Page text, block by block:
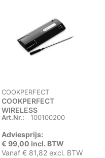
COOKPERFECT
COOKPERFECT
WIRELESS
Art.Nr.: 100100200
Adviesprijs:
€ 99,00 incl. BTW
Vanaf € 81,82 excl. BTW